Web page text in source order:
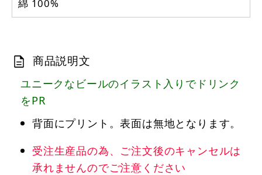
綿 100%
商品説明文
ユニークなビールのイラスト入りでドリンク
をPR
背面にプリント。表面は無地となります。
受注生産品の為、ご注文後のキャンセルは
承れませんのでご注意ください